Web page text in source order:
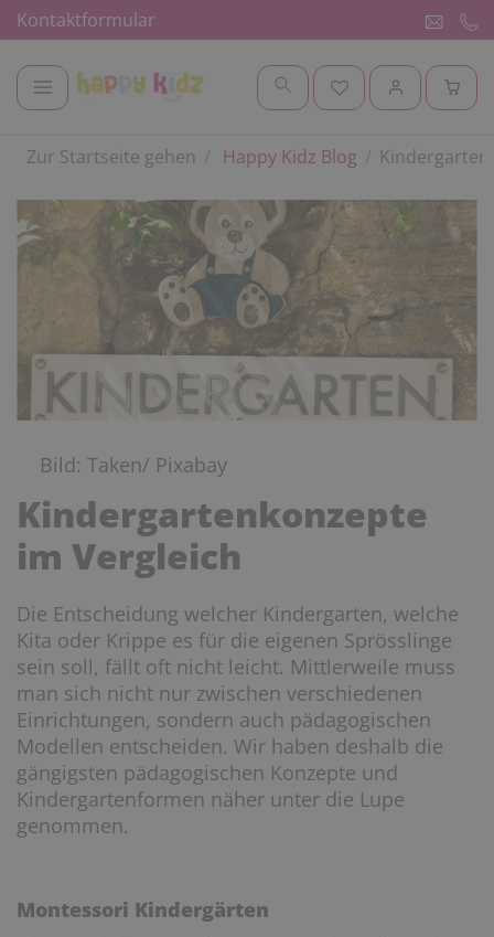
Kontaktformular
Zur Startseite gehen Happy Kidz Blog
Bild: Taken/ Pixabay
Kindergartenkonzepte
im Vergleich
Die Entscheidung welcher Kindergarten, welche
Kita oder Krippe es für die eigenen Sprösslinge
sein soll, fällt oft nicht leicht. Mittlerweile muss
man sich nicht nur zwischen verschiedenen
Einrichtungen, sondern auch pädagogischen
Modellen entscheiden. Wir haben deshalb die
gängigsten pädagogischen Konzepte und
Kindergartenformen näher unter die Lupe
genommen.
Montessori Kindergärten